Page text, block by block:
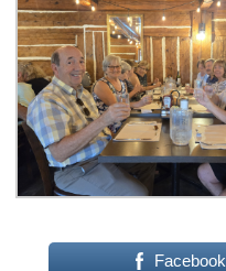
Facebook